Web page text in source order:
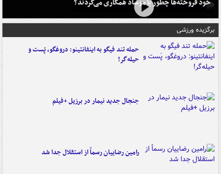
خود فروخته‌ها چطور با موساد همکاری می‌کردند؟
برگزیده ورزشی
حمله تند فیگو به اینفانتینو: دروغگو، پَست‌ و
حیله‌گر!
جنجال جدید نیمار در برزیل +فیلم
رامین رضاییان رسماً از استقلال جدا شد